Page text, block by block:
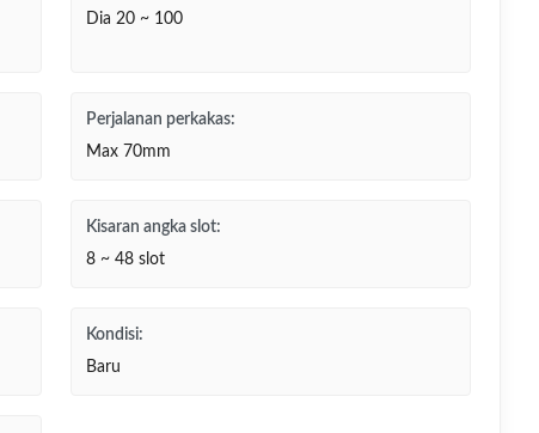
Dia 20 ~ 100
Perjalanan perkakas:
Max 70mm
Kisaran angka slot:
8 ~ 48 slot
Kondisi:
Baru